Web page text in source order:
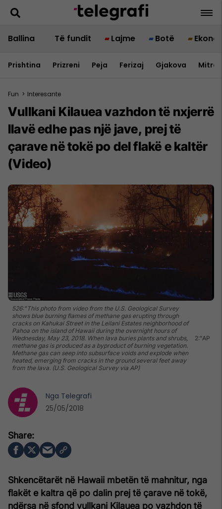
Ballina Të fundit Lajme Botë
Prishtina Prizreni Peja Ferizaj Gjakova
Fun > Interesante
Vullkani Kilauea vazhdon të nxjerrë
llavë edhe pas një jave, prej të
çarave në tokë po del flakë e kaltër
(Video)
526:"This photo from video from the U.S. Geological Survey
shows blue burning flames of methane gas erupting through
cracks on Kahukai Street in the Leilani Estates neighborhood of
Pahoa on the island of Hawaii during the overnight hours of
Wednesday, May 23, 2018. When lava buries plants and shrubs,
methane gas is produced as a byproduct of burning vegetation.
Methane gas can seep into subsurface voids and explode when
heated, emerging from cracks in the ground several feet away
from the lava. (U.S. Geological Survey via AP)
2:"AP
Shkencëtarët në Hawaii mbetën të mahnitur, nga
flakët e kaltra që po dalin prej të çarave në tokë,
ndërsa në sfond vullkani Kilauea po vazhdon të
Nga Telegrafi
25/05/2018